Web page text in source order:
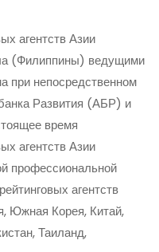
агентств Азии
(Филиппины) ведущими
при непосредственном
Развития (АБР) и
время
агентств Азии
профессиональной
агентств
Южная Корея, Китай,
Таиланд,